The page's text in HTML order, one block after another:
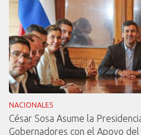
NACIONALES
César Sosa Asume la
Gobernadores con el Apoyo